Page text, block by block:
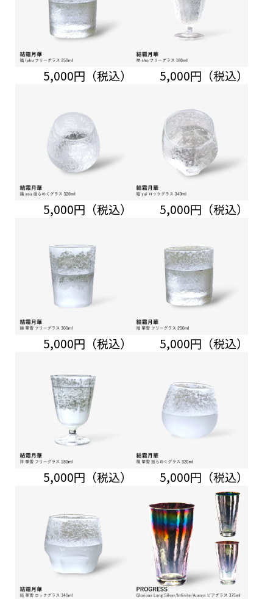
5,000円（税込） 5,000円（税込）
5,000円（税込） 5,000円（税込）
5,000円（税込） 5,000円（税込）
5,000円（税込） 5,000円（税込）